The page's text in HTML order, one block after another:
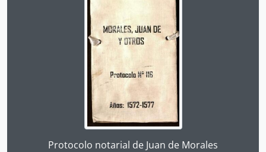
Clicking this description title link will open the
Protocolo notarial de Juan de Morales